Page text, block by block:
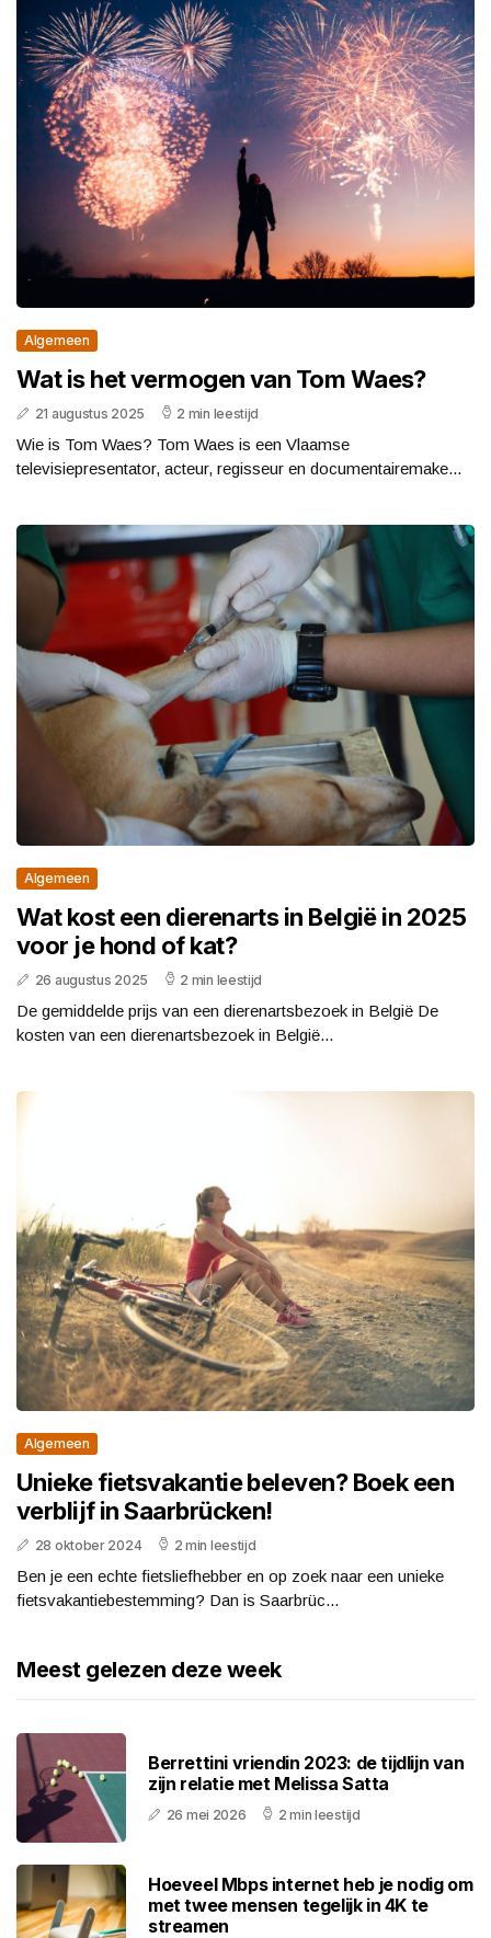
Algemeen
Wat is het vermogen van Tom Waes?
21 augustus 2025 2 min leestijd
Wie is Tom Waes? Tom Waes is een Vlaamse
televisiepresentator, acteur, regisseur en documentairemake...
Algemeen
Wat kost een dierenarts in België in 2025
voor je hond of kat?
26 augustus 2025 2 min leestijd
De gemiddelde prijs van een dierenartsbezoek in België De
kosten van een dierenartsbezoek in België...
Algemeen
Unieke fietsvakantie beleven? Boek een
verblijf in Saarbrücken!
28 oktober 2024 2 min leestijd
Ben je een echte fietsliefhebber en op zoek naar een unieke
fietsvakantiebestemming? Dan is Saarbrüc...
Meest gelezen deze week
Berrettini vriendin 2023: de tijdlijn van
zijn relatie met Melissa Satta
26 mei 2026 2 min leestijd
Hoeveel Mbps internet heb je nodig om
met twee mensen tegelijk in 4K te
streamen